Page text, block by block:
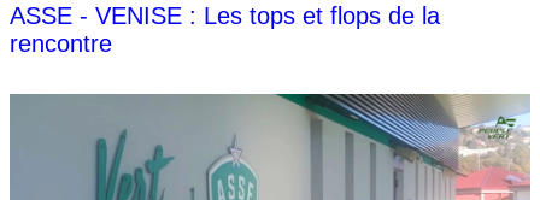
ASSE - VENISE : Les tops et flops de la
rencontre